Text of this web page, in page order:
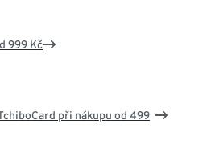
999 Kč
při nákupu od 499